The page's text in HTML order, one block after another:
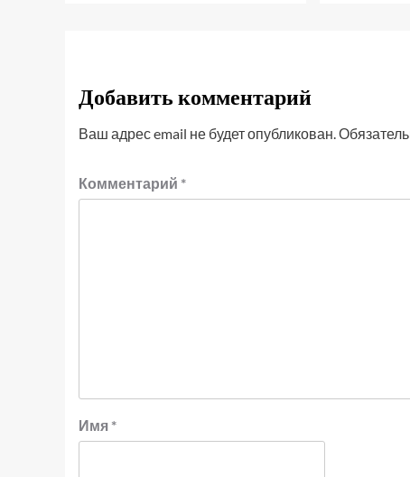
Добавить комментарий
Ваш адрес email не будет опубликован.
Комментарий *
Имя *